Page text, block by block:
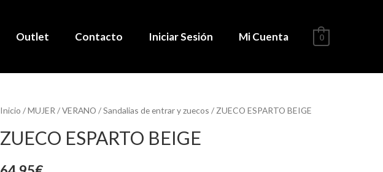
Outlet Contacto Iniciar Sesión Mi Cuenta 0
Inicio /MUJER /VERANO /Sandalias de entrar y zuecos / ZUECO ESPARTO BEIGE
ZUECO ESPARTO BEIGE